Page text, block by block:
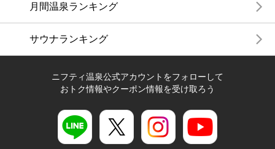
月間温泉ランキング
サウナランキング
ニフティ温泉公式アカウントをフォローして
おトク情報やクーポン情報を受け取ろう